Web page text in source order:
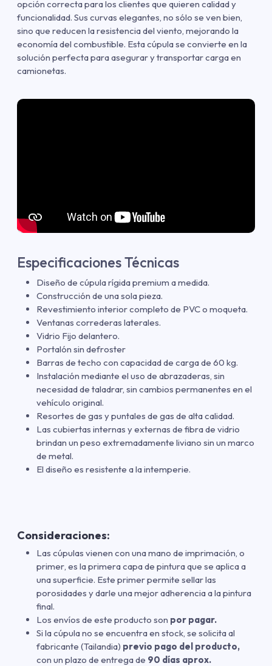
opción correcta para los clientes que quieren calidad y
funcionalidad. Sus curvas elegantes, no sólo se ven bien,
sino que reducen la resistencia del viento, mejorando la
economía del combustible. Esta cúpula se convierte en la
solución perfecta para asegurar y transportar carga en
camionetas.
Especificaciones Técnicas
Diseño de cúpula rígida premium a medida.
Construcción de una sola pieza.
Revestimiento interior completo de PVC o moqueta.
Ventanas correderas laterales.
Vidrio Fijo delantero.
Portalón sin defroster
Barras de techo con capacidad de carga de 60 kg.
Instalación mediante el uso de abrazaderas, sin
necesidad de taladrar, sin cambios permanentes en el
vehículo original.
Resortes de gas y puntales de gas de alta calidad.
Las cubiertas internas y externas de fibra de vidrio
brindan un peso extremadamente liviano sin un marco
de metal.
El diseño es resistente a la intemperie.
Consideraciones:
Las cúpulas vienen con una mano de imprimación o
primer es la primera capa de pintura que se aplica a
una superficie. Este primer permite sellar las
porosidades y darle una mejor adherencia a la pintura
final.
Los envíos de este producto son por pagar.
Si la cúpula no se encuentra en stock, se solicita al
fabricante (Tailandia) previo pago del producto,
con un plazo de entrega de 90 días aprox.